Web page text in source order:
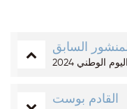
السابق
القادم بوست